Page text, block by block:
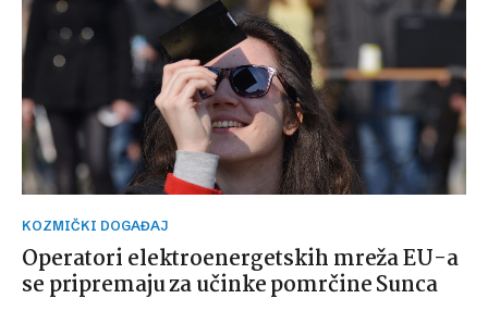
KOZMIČKI DOGAĐAJ
Operatori elektroenergetskih mreža EU-a
se pripremaju za učinke pomrčine Sunca